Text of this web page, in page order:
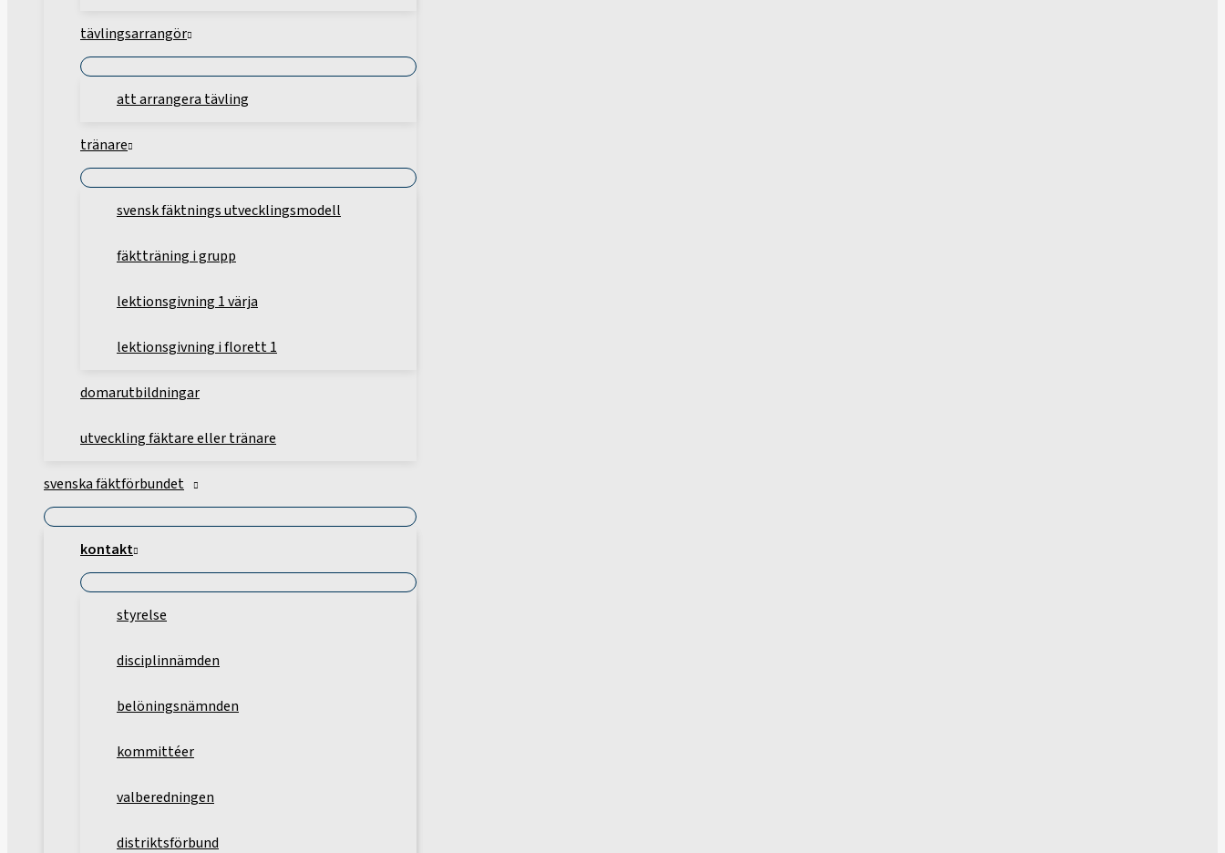
tävlingsarrangör
att arrangera tävling
tränare
svensk fäktnings utvecklingsmodell
fäktträning i grupp
lektionsgivning 1 värja
lektionsgivning i florett 1
domarutbildningar
utveckling fäktare eller tränare
svenska fäktförbundet
kontakt
styrelse
disciplinnämden
belöningsnämnden
kommittéer
valberedningen
distriktsförbund